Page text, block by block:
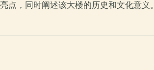
，同时阐述该大楼的历史和文化意义。